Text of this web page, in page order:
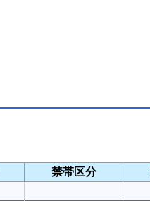
禁帯区分